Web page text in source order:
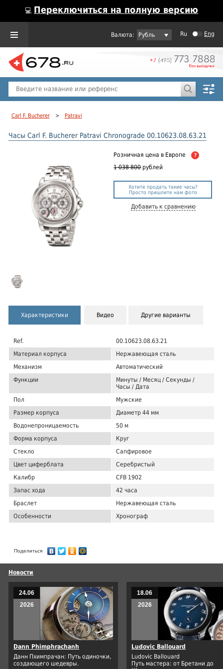
💻 Переключиться на полную версию
Рубль Ru Eng
Carl F. Bucherer > Patravi
Часы Carl F. Bucherer Patravi Chronograde 00.10623.08.63.21
Розничная цена в Европе ?
1 038 800 рублей
Хотите продать такие часы?
Просто пришлите нам фото
Добавить к сравнению
Характеристики Видео Другие варианты
Ref.
00.10623.08.63.21
Материал корпуса
Нержавеющая сталь
Механизм
Автоматический
Функции
Минуты / Месяц / Секунды /
Часы / Дата
Пол
Мужские
Размер корпуса
Диаметр 44 мм
Водонепроницаемость
50 м
Форма корпуса
Круг
Стекло
Сапфировое
Цвет циферблата
Серебристый
Калибр
CFB 1902
Запас хода
42 часа
Браслет
Нержавеющая сталь
Особенности
Хронограф
Поделиться
Новости
24.06
2026
Dann Phimphrachanh
Данн Пхимпрачан: Путь одиночки,
создающего шедевры.
18.06
2026
Ludovic Ballouard
Ludovic Ballouard
Путь мастера: от Бретани до